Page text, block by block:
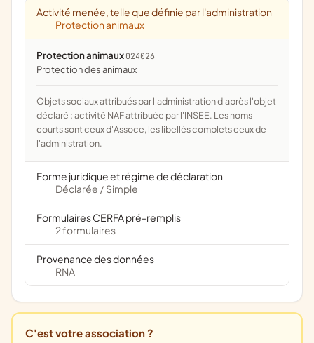
Activité menée, telle que définie par l'administration
Protection animaux
Protection animaux 024026
protection des animaux
Objets sociaux attribués par l'administration d'après l'objet
déclaré ; activité NAF attribuée par l'INSEE. Les noms
courts sont ceux d'Assoce, les libellés complets ceux de
l'administration.
Forme juridique et régime de déclaration
Déclarée / Simple
Formulaires CERFA pré-remplis
2 formulaires
Provenance des données
RNA
C'est votre association ?